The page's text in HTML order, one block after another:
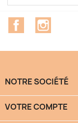
Facebook
NOTRE SOCIÉTÉ
VOTRE COMPTE